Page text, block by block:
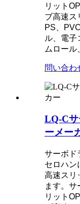
リット
ブ高速ス
PS、
ル、電子
ムロール
問い合わ
LQ-Cサ
ーメー
サーボド
セロハン
高速スリ
ます。サ
リット